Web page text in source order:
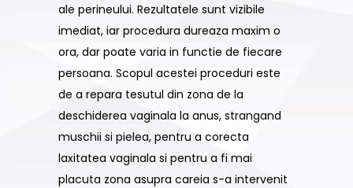
ale perineului. Rezultatele sunt vizibile
imediat, iar procedura dureaza maxim o
ora, dar poate varia in functie de fiecare
persoana. Scopul acestei proceduri este
de a repara tesutul din zona de la
deschiderea vaginala la anus, strangand
muschii si pielea, pentru a corecta
laxitatea vaginala si pentru a fi mai
placuta zona asupra careia s-a intervenit